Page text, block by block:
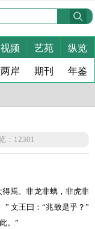
视频 艺苑 纵览
两岸 期刊 年鉴
：12301
焉。非龙非螭，非虎非
” 文王曰：“兆致是乎？”
。 ”